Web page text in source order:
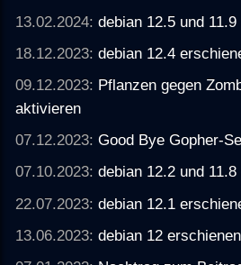
13.02.2024:debian 12.5 und
18.12.2023:debian 12.4
09.12.2023: Pflanzen gegen
aktivieren
07.12.2023:Good Bye Gopher-
07.10.2023:debian 12.2 und
22.07.2023:debian 12.1
13.06.2023:debian 12 erschienen